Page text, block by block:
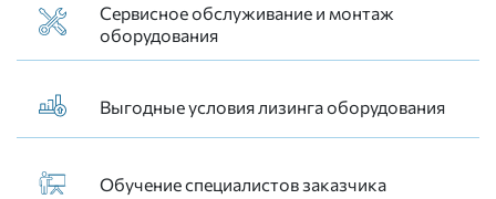
Сервисное обслуживание и монтаж
оборудования
Выгодные условия лизинга оборудования
Обучение специалистов заказчика